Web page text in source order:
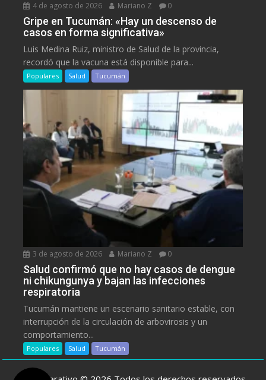
4 de agosto de 2026 Mariano Z 0
Gripe en Tucumán: «Hay un descenso de
casos en forma significativa»
Luis Medina Ruiz, ministro de Salud de la provincia,
recordó que la vacuna está disponible para...
Populares Salud Tucumán
3 de agosto de 2026 Mariano Z 0
Salud confirmó que no hay casos de dengue
ni chikungunya y bajan las infecciones
respiratoria
Tucumán mantiene un escenario sanitario estable, con
interrupción de la circulación de arbovirosis y un
comportamiento...
Populares Salud Tucumán